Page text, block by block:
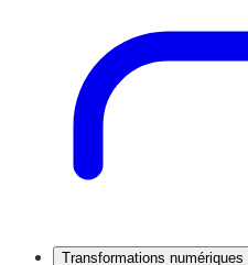
Transformations numériques